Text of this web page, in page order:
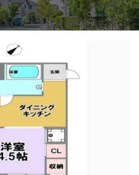
物件情報
実績
お客様の声
よくある質問
ブログ